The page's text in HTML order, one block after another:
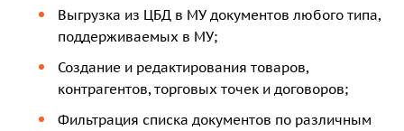
Выгрузка из ЦБД в МУ документов любого типа,
поддерживаемых в МУ;
Создание и редактирования товаров,
контрагентов, торговых точек и договоров;
Фильтрация списка документов по различным